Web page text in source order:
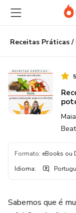
para
conteúdo
principal
para
pagamento
para
rodapé
Formato: eBooks ou
Idioma:
Sabemos que é